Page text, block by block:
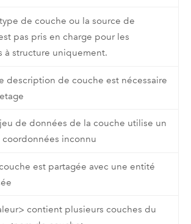
de couche ou la source de
pas pris en charge pour les
à structure uniquement.
description de couche est nécessaire
de données de la couche utilise un
coordonnées inconnu
est partagée avec une entité
contient plusieurs couches du